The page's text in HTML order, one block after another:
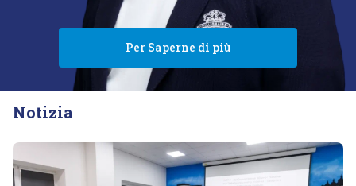
Per Saperne di più
Notizia